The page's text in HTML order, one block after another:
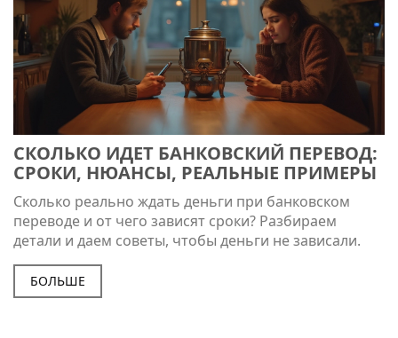
СКОЛЬКО ИДЕТ БАНКОВСКИЙ ПЕРЕВОД:
СРОКИ, НЮАНСЫ, РЕАЛЬНЫЕ ПРИМЕРЫ
Сколько реально ждать деньги при банковском
переводе и от чего зависят сроки? Разбираем
детали и даем советы, чтобы деньги не зависали.
БОЛЬШЕ